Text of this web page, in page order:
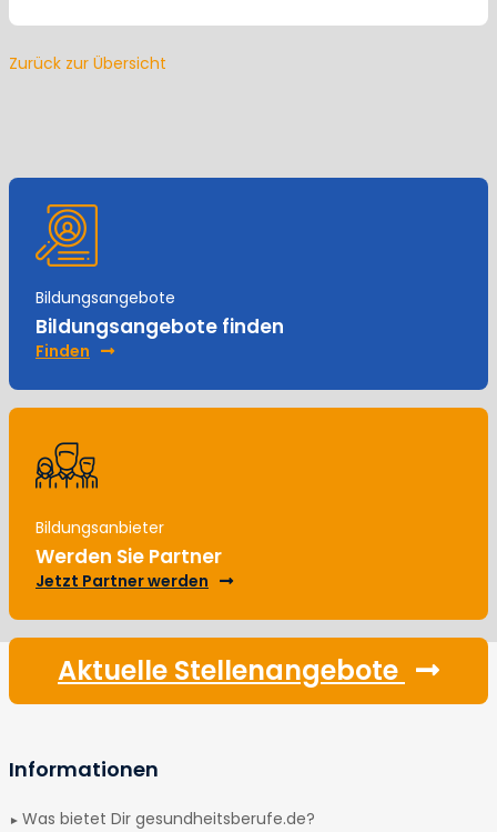
Zurück zur Übersicht
Bildungsangebote
Bildungsangebote finden
Finden
Bildungsanbieter
Werden Sie Partner
Jetzt Partner werden
Aktuelle Stellenangebote
Informationen
Was bietet Dir gesundheitsberufe.de?